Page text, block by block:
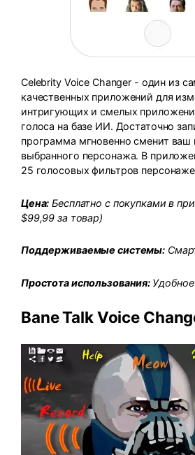
Celebrity Voice Changer - один из
качественных приложений для
интригующих и смелых
голоса на базе ИИ. Достаточно
программа мгновенно сменит ваш
выбранного персонажа. В
25 голосовых фильтров
Цена: Бесплатно с покупками в
$99,99 за товар)
Поддерживаемые системы:
Простота использования:
Bane Talk Voice